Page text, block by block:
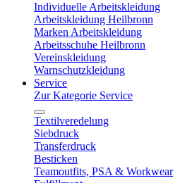
Individuelle Arbeitskleidung
Arbeitskleidung Heilbronn
Marken Arbeitskleidung
Arbeitsschuhe Heilbronn
Vereinskleidung
Warnschutzkleidung
Service
Zur Kategorie Service
Textilveredelung
Siebdruck
Transferdruck
Besticken
Teamoutfits, PSA & Workwear